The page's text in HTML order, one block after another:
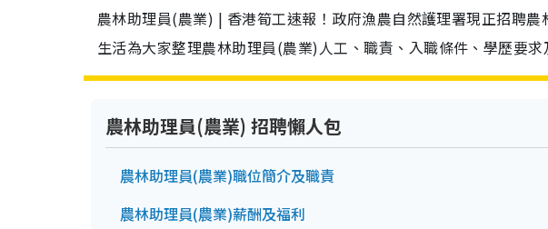
農林助理員(農業) | 香港筍工速報！政府漁農自然護理署現正招聘
生活為大家整理農林助理員(農業)人工、職責、入職條件、學歷要
農林助理員(農業) 招聘懶人包
農林助理員(農業)職位簡介及職責
農林助理員(農業)薪酬及福利